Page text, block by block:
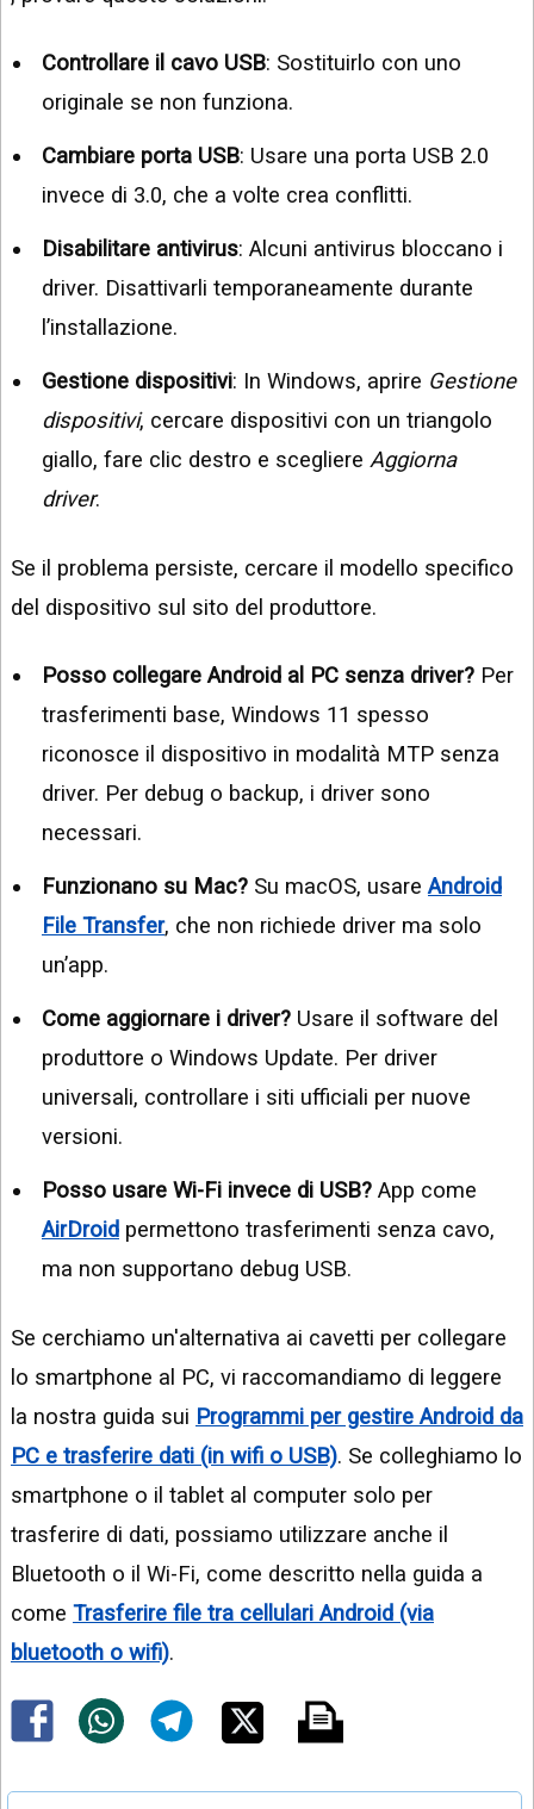
Controllare il cavo USB: Sostituirlo con uno
originale se non funziona.
Cambiare porta USB: Usare una porta USB 2.0
invece di 3.0, che a volte crea conflitti.
Disabilitare antivirus: Alcuni antivirus bloccano i
driver. Disattivarli temporaneamente durante
l’installazione.
Gestione dispositivi: In Windows, aprire Gestione
dispositivi, cercare dispositivi con un triangolo
giallo, fare clic destro e scegliere Aggiorna
driver.
Se il problema persiste, cercare il modello specifico
del dispositivo sul sito del produttore.
Posso collegare Android al PC senza driver? Per
trasferimenti base, Windows 11 spesso
riconosce il dispositivo in modalità MTP senza
driver. Per debug o backup, i driver sono
necessari.
Funzionano su Mac? Su macOS, usareAndroid
File Transfer, che non richiede driver ma solo
un’app.
Come aggiornare i driver? Usare il software del
produttore o Windows Update. Per driver
universali, controllare i siti ufficiali per nuove
versioni.
Posso usare Wi-Fi invece di USB? App come
AirDroid permettono trasferimenti senza cavo,
ma non supportano debug USB.
Se cerchiamo un'alternativa ai cavetti per collegare
lo smartphone al PC, vi raccomandiamo di leggere
la nostra guida sui Programmi per gestire Android da
PC e trasferire dati (in wifi o USB). Se colleghiamo lo
smartphone o il tablet al computer solo per
trasferire di dati, possiamo utilizzare anche il
Bluetooth o il Wi-Fi, come descritto nella guida a
come Trasferire file tra cellulari Android (via
bluetooth o wifi).